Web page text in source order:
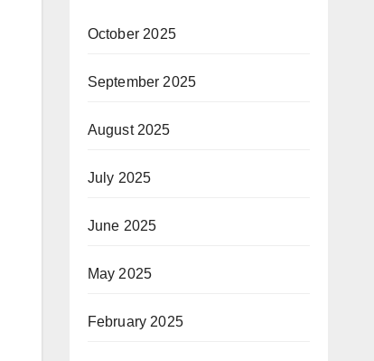
October 2025
September 2025
August 2025
July 2025
June 2025
May 2025
February 2025